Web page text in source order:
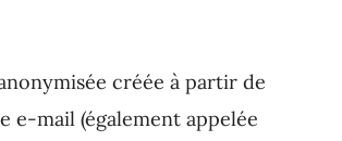
créée à partir de
e-mail (également appelée